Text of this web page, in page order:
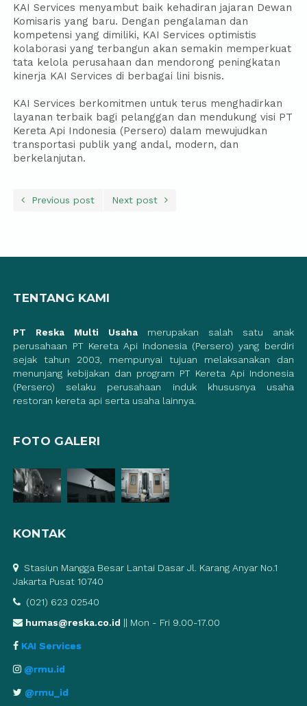
KAI Services menyambut baik kehadiran jajaran Dewan
Komisaris yang baru. Dengan pengalaman dan
kompetensi yang dimiliki, KAI Services optimistis
kolaborasi yang terbangun akan semakin memperkuat
tata kelola perusahaan dan mendorong peningkatan
kinerja KAI Services di berbagai lini bisnis.
KAI Services berkomitmen untuk terus menghadirkan
layanan terbaik bagi pelanggan dan mendukung visi PT
Kereta Api Indonesia (Persero) dalam mewujudkan
transportasi publik yang andal, modern, dan
berkelanjutan.
Previous post Next post
TENTANG KAMI
PT Reska Multi Usaha merupakan salah satu anak
perusahaan PT Kereta Api Indonesia (Persero) yang berdiri
sejak tahun 2003, mempunyai tujuan melaksanakan dan
menunjang kebijakan dan program PT Kereta Api Indonesia
(Persero) selaku perusahaan induk khususnya usaha
restoran kereta api serta usaha lainnya.
FOTO GALERI
KONTAK
Stasiun Mangga Besar Lantai Dasar Jl. Karang Anyar No.1
Jakarta Pusat 10740
(021) 623 02540
humas@reska.co.id || Mon - Fri 9.00-17.00
KAI Services
@rmu.id
@rmu_id